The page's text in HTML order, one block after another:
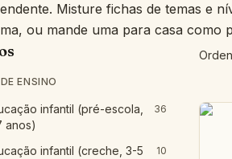
Misture fichas de temas e
ou mande uma para casa como
ENSINO
infantil (pré-escola,
anos)
36
infantil (creche, 3-5
10